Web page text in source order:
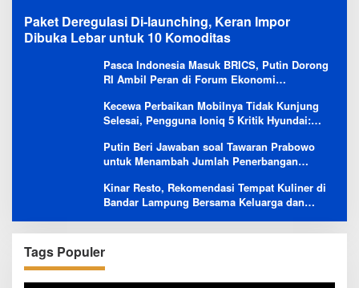
Paket Deregulasi Di-launching, Keran Impor
Dibuka Lebar untuk 10 Komoditas
Pasca Indonesia Masuk BRICS, Putin Dorong
RI Ambil Peran di Forum Ekonomi
Kecewa Perbaikan Mobilnya Tidak Kunjung
Selesai, Pengguna Ioniq 5 Kritik Hyundai:
Sales
Putin Beri Jawaban soal Tawaran Prabowo
untuk Menambah Jumlah Penerbangan
Kinar Resto, Rekomendasi Tempat Kuliner di
Bandar Lampung Bersama Keluarga dan
Tags Populer